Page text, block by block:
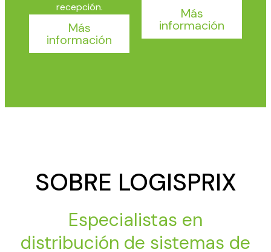
recepción.
Más
información
Más
información
SOBRE LOGISPRIX
Especialistas en
distribución de sistemas de